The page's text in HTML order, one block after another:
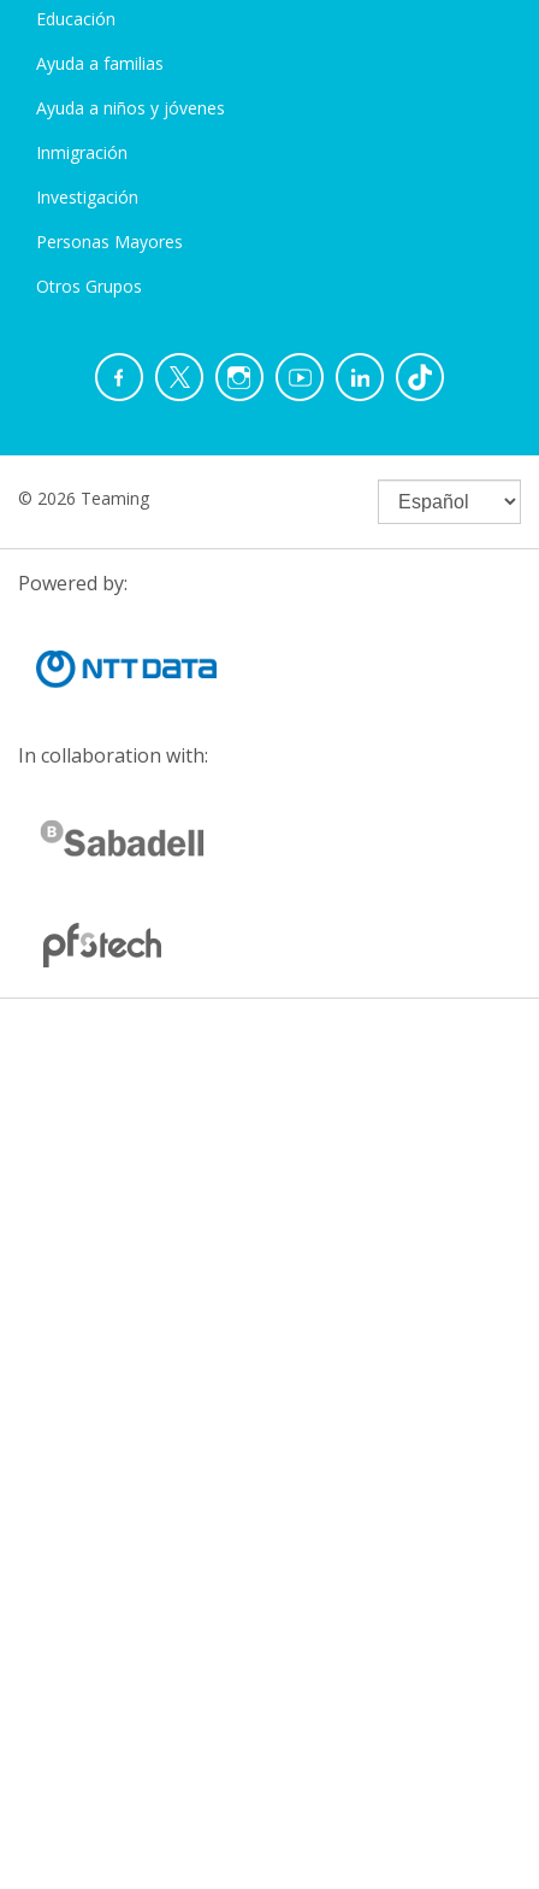
Educación
Ayuda a familias
Ayuda a niños y jóvenes
Inmigración
Investigación
Personas Mayores
Otros Grupos
© 2026 Teaming
Powered by:
In collaboration with: